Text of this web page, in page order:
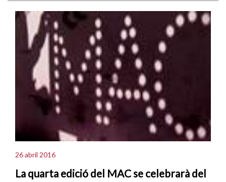
26 abril 2016
La quarta edició del MAC se celebrarà del